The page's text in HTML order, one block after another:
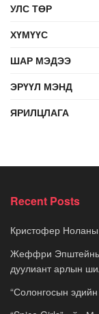
УЛС ТӨР
ХҮМҮҮС
ШАР МЭДЭЭ
ЭРҮҮЛ МЭНД
ЯРИЛЦЛАГА
Recent Posts
Кристофер
Жеффри Эпштейны
дуулиант арлын
“Солонгосын эдийн